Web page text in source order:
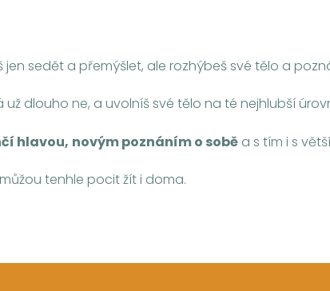
jen sedět a přemýšlet, ale rozhýbeš své tělo a
už dlouho ne, a uvolníš své tělo na té nejhlubší
hlavou, novým poznáním o sobě a s tím i s
tenhle pocit žít i doma.